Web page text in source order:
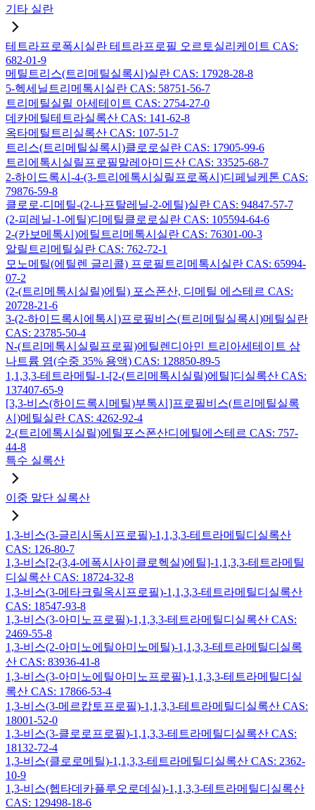
기타 실란
테트라프로폭시실란 테트라프로필 오르토실리케이트 CAS:
682-01-9
메틸트리스(트리메틸실록시)실란 CAS: 17928-28-8
5-헥세닐트리메톡시실란 CAS: 58751-56-7
트리메틸실릴 아세테이트 CAS: 2754-27-0
데카메틸테트라실록산 CAS: 141-62-8
옥타메틸트리실록산 CAS: 107-51-7
트리스(트리메틸실록시)클로로실란 CAS: 17905-99-6
트리에톡시실릴프로필말레아미드산 CAS: 33525-68-7
2-하이드록시-4-(3-트리에톡시실릴프로폭시)디페닐케톤 CAS:
79876-59-8
클로로-디메틸-(2-나프탈레닐-2-에틸)실란 CAS: 94847-57-7
(2-피레닐-1-에틸)디메틸클로로실란 CAS: 105594-64-6
2-(카보메톡시)에틸트리메톡시실란 CAS: 76301-00-3
알릴트리메틸실란 CAS: 762-72-1
모노메틸(에틸렌 글리콜) 프로필트리메톡시실란 CAS: 65994-
07-2
(2-(트리메톡시실릴)에틸) 포스폰산, 디메틸 에스테르 CAS:
20728-21-6
3-(2-하이드록시에톡시)프로필비스(트리메틸실록시)메틸실란
CAS: 23785-50-4
N-(트리메톡시실릴프로필)에틸렌디아민 트리아세테이트 삼
나트륨 염(수중 35% 용액) CAS: 128850-89-5
1,1,3,3-테트라메틸-1-[2-(트리메톡시실릴)에틸]디실록산 CAS:
137407-65-9
[3,3-비스(하이드록시메틸)부톡시]프로필비스(트리메틸실록
시)메틸실란 CAS: 4262-92-4
2-(트리에톡시실릴)에틸포스폰산디에틸에스테르 CAS: 757-
44-8
특수 실록산
이중 말단 실록산
1,3-비스(3-글리시독시프로필)-1,1,3,3-테트라메틸디실록산
CAS: 126-80-7
1,3-비스[2-(3,4-에폭시사이클로헥실)에틸]-1,1,3,3-테트라메틸
디실록산 CAS: 18724-32-8
1,3-비스(3-메타크릴옥시프로필)-1,1,3,3-테트라메틸디실록산
CAS: 18547-93-8
1,3-비스(3-아미노프로필)-1,1,3,3-테트라메틸디실록산 CAS:
2469-55-8
1,3-비스(2-아미노에틸아미노메틸)-1,1,3,3-테트라메틸디실록
산 CAS: 83936-41-8
1,3-비스(3-아미노에틸아미노프로필)-1,1,3,3-테트라메틸디실
록산 CAS: 17866-53-4
1,3-비스(3-메르캅토프로필)-1,1,3,3-테트라메틸디실록산 CAS:
18001-52-0
1,3-비스(3-클로로프로필)-1,1,3,3-테트라메틸디실록산 CAS:
18132-72-4
1,3-비스(클로로메틸)-1,1,3,3-테트라메틸디실록산 CAS: 2362-
10-9
1,3-비스(헵타데카플루오로데실)-1,1,3,3-테트라메틸디실록산
CAS: 129498-18-6